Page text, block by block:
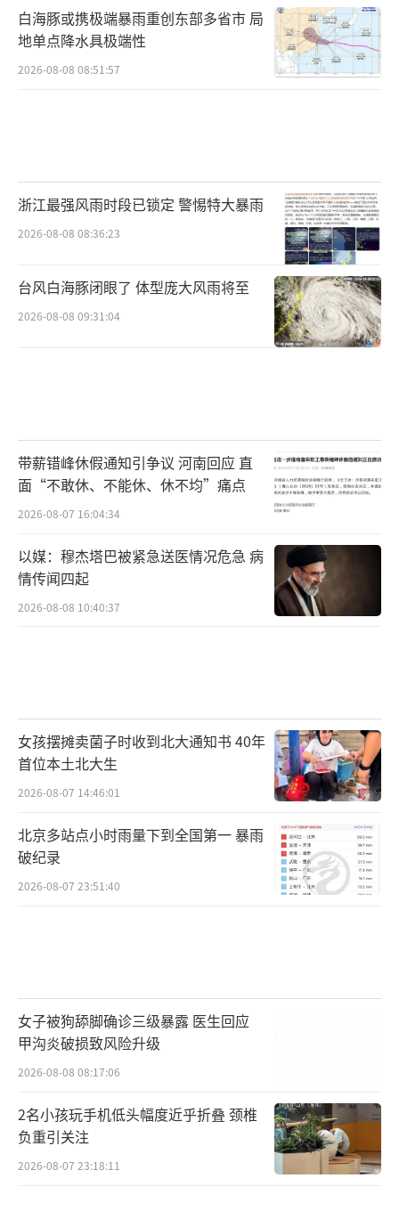
白海豚或携极端暴雨重创东部多省市 局
地单点降水具极端性
2026-08-08 08:51:57
浙江最强风雨时段已锁定 警惕特大暴雨
2026-08-08 08:36:23
台风白海豚闭眼了 体型庞大风雨将至
2026-08-08 09:31:04
带薪错峰休假通知引争议 河南回应 直
面“不敢休、不能休、休不均”痛点
2026-08-07 16:04:34
以媒：穆杰塔巴被紧急送医情况危急 病
情传闻四起
2026-08-08 10:40:37
女孩摆摊卖菌子时收到北大通知书 40年
首位本土北大生
2026-08-07 14:46:01
北京多站点小时雨量下到全国第一 暴雨
破纪录
2026-08-07 23:51:40
女子被狗舔脚确诊三级暴露 医生回应
甲沟炎破损致风险升级
2026-08-08 08:17:06
2名小孩玩手机低头幅度近乎折叠 颈椎
负重引关注
2026-08-07 23:18:11